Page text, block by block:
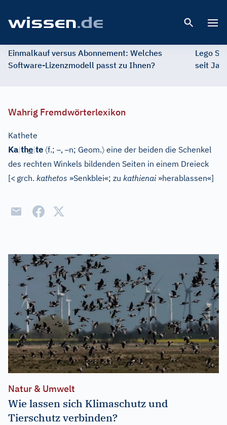
Einmalkauf versus Abonnement: Welches
Software-Lizenzmodell passt zu Ihnen?
Lego
seit
Wahrig Fremdwörterlexikon
Kathete
Ka|the|te 〈f.;–,–n; Geom.〉 eine der beiden die Schenkel
des rechten Winkels bildenden Seiten in einem Dreieck
[< grch. kathetos »Senkblei«; zu kathienai»herablassen«]
Natur & Umwelt
Wie lassen sich Klimaschutz und
Tierschutz verbinden?